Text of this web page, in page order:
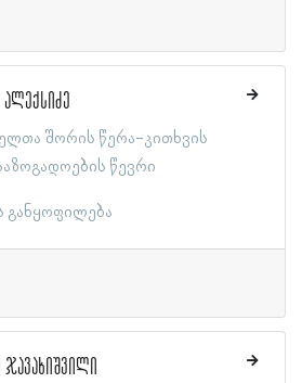
შორის წერა-კითხვის
წევრი
განყოფილება